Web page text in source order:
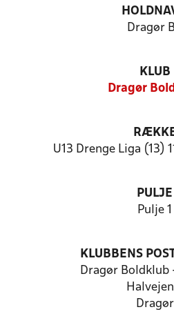
Dragør
KLUB
Dragør
U13 Drenge Liga (13)
PULJE
Pulje 1
KLUBBENS
Dragør
Dragør